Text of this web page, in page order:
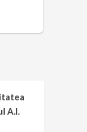
A.I.